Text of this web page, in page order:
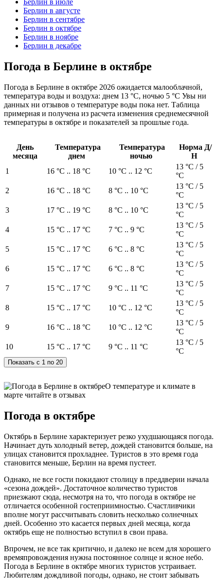
Берлин в июле
Берлин в августе
Берлин в сентябре
Берлин в октябре
Берлин в ноябре
Берлин в декабре
Погода в Берлине в октябре
Погода в Берлине в октябре 2026 ожидается малооблачной,
температура воды и воздуха: днем 13 °C, ночью 5 °C Увы ни
данных ни отзывов о температуре воды пока нет. Таблица
примерная и получена из расчета изменения среднемесячной
температуры в октябре и показателей за прошлые года.
День
месяца
Температура
днем
Температура
ночью
Норма Д/
Н
1
16 °C .. 18 °C 10 °C .. 12 °C
13 °C / 5
°C
2
16 °C .. 18 °C 8 °C .. 10 °C
13 °C / 5
°C
3
17 °C .. 19 °C 8 °C .. 10 °C
13 °C / 5
°C
4
15 °C .. 17 °C 7 °C .. 9 °C
13 °C / 5
°C
5
15 °C .. 17 °C 6 °C .. 8 °C
13 °C / 5
°C
6
15 °C .. 17 °C 6 °C .. 8 °C
13 °C / 5
°C
7
15 °C .. 17 °C 9 °C .. 11 °C
13 °C / 5
°C
8
15 °C .. 17 °C 10 °C .. 12 °C
13 °C / 5
°C
9
16 °C .. 18 °C 10 °C .. 12 °C
13 °C / 5
°C
10
15 °C .. 17 °C 9 °C .. 11 °C
13 °C / 5
°C
О температуре и климате в
марте читайте в отзывах
Погода в октябре
Октябрь в Берлине характеризует резко ухудшающаяся погода.
Начинает дуть холодный ветер, дождей становится больше, на
улицах становится прохладнее. Туристов в это время года
становится меньше, Берлин на время пустеет.
Однако, не все гости покидают столицу в преддверии начала
«сезона дождей». Достаточное количество туристов
приезжают сюда, несмотря на то, что погода в октябре не
отличается особенной гостеприимностью. Счастливчики
вполне могут рассчитывать словить несколько солнечных
дней. Особенно это касается первых дней месяца, когда
октябрь еще не полностью вступил в свои права.
Впрочем, не все так критично, и далеко не всем для хорошего
времяпровождения нужна постоянное солнце и ясное небо.
Погода в Берлине в октябре многих туристов устраивает.
Любителям дождливой погоды, однако, не стоит забывать